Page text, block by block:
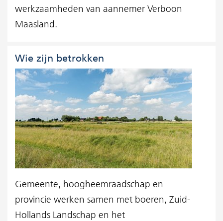
werkzaamheden van aannemer Verboon
Maasland.
Wie zijn betrokken
Gemeente, hoogheemraadschap en
provincie werken samen met boeren, Zuid-
Hollands Landschap en het